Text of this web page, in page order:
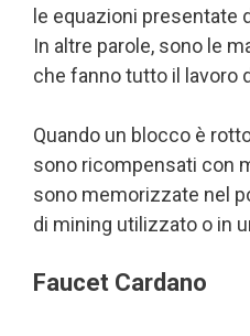
le equazioni presentate
In altre parole, sono le
che fanno tutto il lavoro
Quando un blocco è
sono ricompensati con
sono memorizzate nel
di mining utilizzato o in
Faucet Cardano